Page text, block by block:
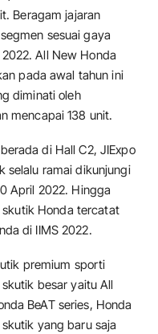
Beragam jajaran
sesuai gaya
All New Honda
pada awal tahun ini
diminati oleh
mencapai 138 unit.
di Hall C2, JIExpo
selalu ramai dikunjungi
April 2022. Hingga
Honda tercatat
di IIMS 2022.
premium sporti
besar yaitu All
BeAT series, Honda
yang baru saja